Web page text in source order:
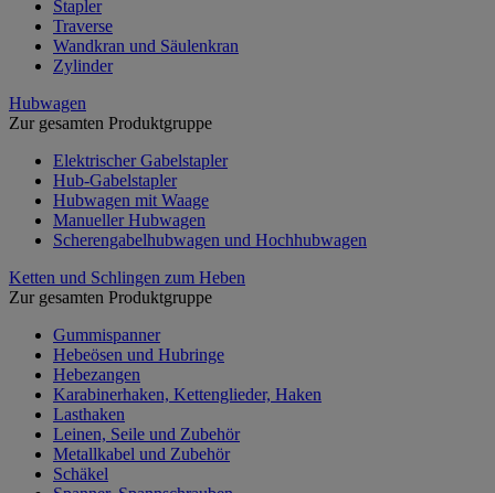
Stapler
Traverse
Wandkran und Säulenkran
Zylinder
Hubwagen
Zur gesamten Produktgruppe
Elektrischer Gabelstapler
Hub-Gabelstapler
Hubwagen mit Waage
Manueller Hubwagen
Scherengabelhubwagen und Hochhubwagen
Ketten und Schlingen zum Heben
Zur gesamten Produktgruppe
Gummispanner
Hebeösen und Hubringe
Hebezangen
Karabinerhaken, Kettenglieder, Haken
Lasthaken
Leinen, Seile und Zubehör
Metallkabel und Zubehör
Schäkel